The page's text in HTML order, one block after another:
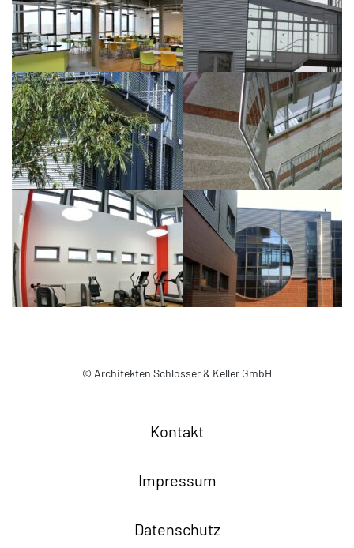
© Architekten Schlosser & Keller GmbH
Kontakt
Impressum
Datenschutz